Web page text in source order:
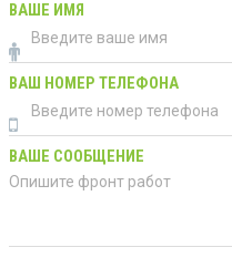
ВАШЕ ИМЯ
ВАШ НОМЕР ТЕЛЕФОНА
ВАШЕ СООБЩЕНИЕ